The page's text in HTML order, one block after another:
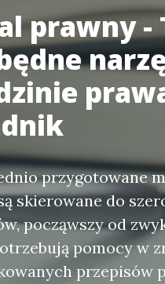
prawny -
przygotowane
skierowane do
począwszy od
pomocy w
przepisów